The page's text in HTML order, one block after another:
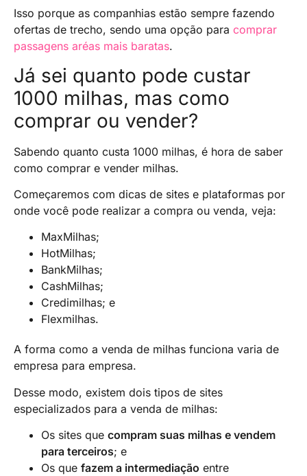
Isso porque as companhias estão sempre fazendo
ofertas de trecho, sendo uma opção para comprar
passagens aréas mais baratas.
Já sei quanto pode custar
1000 milhas, mas como
comprar ou vender?
Sabendo quanto custa 1000 milhas, é hora de saber
como comprar e vender milhas.
Começaremos com dicas de sites e plataformas por
onde você pode realizar a compra ou venda, veja:
MaxMilhas;
HotMilhas;
BankMilhas;
CashMilhas;
Credimilhas; e
Flexmilhas.
A forma como a venda de milhas funciona varia de
empresa para empresa.
Desse modo, existem dois tipos de sites
especializados para a venda de milhas:
Os sites que compram suas milhas e vendem
para terceiros; e
Os que fazem a intermediação entre